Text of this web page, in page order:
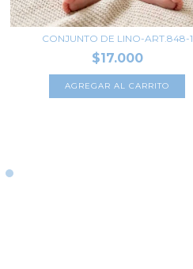
CONJUNTO DE LINO-ART.848-1
$17.000
AGREGAR AL CARRITO